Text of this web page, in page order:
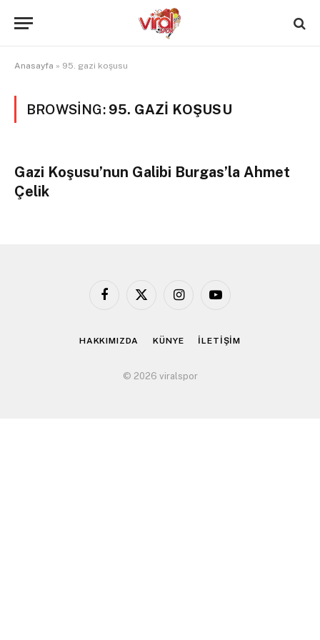
Anasayfa » 95. gazi koşusu
BROWSING: 95. GAZI KOŞUSU
Gazi Koşusu’nun Galibi Burgas’la Ahmet
Çelik
Facebook
X
InstagramYouTube
HAKKIMIZDA KÜNYE İLETİŞİM
© 2026 viralspor